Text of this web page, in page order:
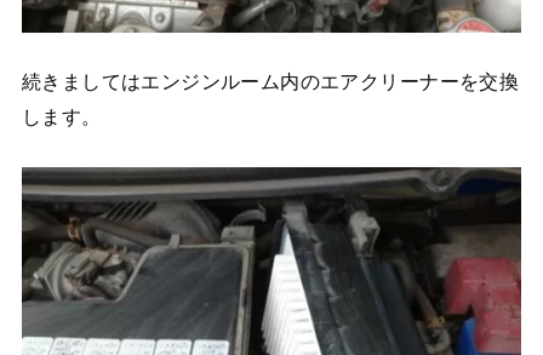
続きましてはエンジンルーム内のエアクリーナーを交換
します。